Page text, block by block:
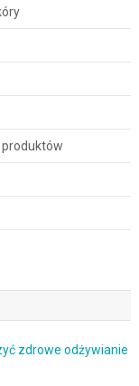
produktów
zdrowe odżywianie